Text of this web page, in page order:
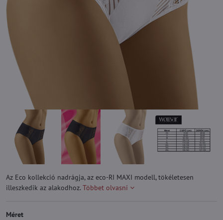
Az Eco kollekció nadrágja, az eco-RI MAXI modell, tökéletesen
illeszkedik az alakodhoz. Többet olvasni
Méret